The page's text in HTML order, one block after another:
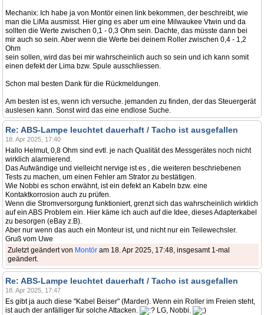
Mechanix: Ich habe ja von Montör einen link bekommen, der beschreibt, wie
man die LiMa ausmisst. Hier ging es aber um eine Milwaukee Vtwin und da
sollten die Werte zwischen 0,1 - 0,3 Ohm sein. Dachte, das müsste dann bei
mir auch so sein. Aber wenn die Werte bei deinem Roller zwischen 0,4 - 1,2
Ohm
sein sollen, wird das bei mir wahrscheinlich auch so sein und ich kann somit
einen defekt der Lima bzw. Spule ausschliessen.
Schon mal besten Dank für die Rückmeldungen.
Am besten ist es, wenn ich versuche. jemanden zu finden, der das Steuergerät
auslesen kann. Sonst wird das eine endlose Suche.
Re: ABS-Lampe leuchtet dauerhaft / Tacho ist ausgefallen
18. Apr 2025, 17:40
Hallo Helmut, 0,8 Ohm sind evtl. je nach Qualität des Messgerätes noch nicht
wirklich alarmierend.
Das Aufwändige und vielleicht nervige ist es , die weiteren beschriebenen
Tests zu machen, um einen Fehler am Strator zu bestätigen.
Wie Nobbi es schon erwähnt, ist ein defekt an Kabeln bzw. eine
Kontaktkorrosion auch zu prüfen.
Wenn die Stromversorgung funktioniert, grenzt sich das wahrscheinlich wirklich
auf ein ABS Problem ein. Hier käme ich auch auf die Idee, dieses Adapterkabel
zu besorgen (eBay z.B).
Aber nur wenn das auch ein Monteur ist, und nicht nur ein Teilewechsler.
Gruß vom Uwe
Zuletzt geändert von Montör am 18. Apr 2025, 17:48, insgesamt 1-mal
geändert.
Re: ABS-Lampe leuchtet dauerhaft / Tacho ist ausgefallen
18. Apr 2025, 17:47
Es gibt ja auch diese "Kabel Beiser" (Marder). Wenn ein Roller im Freien steht,
ist auch der anfälliger für solche Attacken.
LG, Nobbi.